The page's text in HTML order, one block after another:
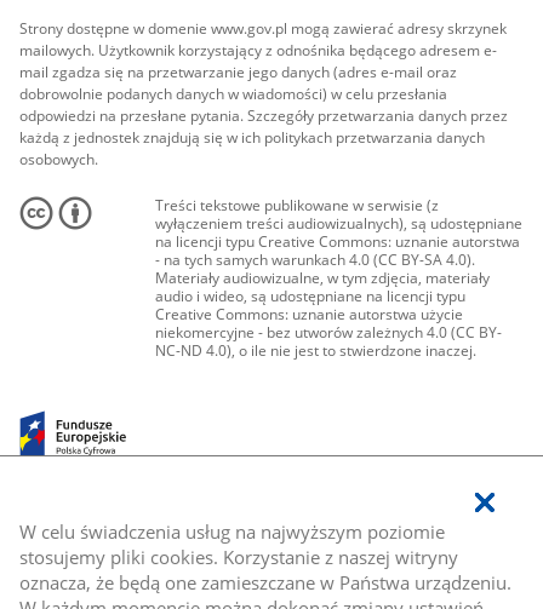
W celu świadczenia usług na najwyższym poziomie
stosujemy pliki cookies. Korzystanie z naszej witryny
oznacza, że będą one zamieszczane w Państwa urządzeniu.
Strony dostępne w domenie www.gov.pl mogą zawierać adresy skrzynek
mailowych. Użytkownik korzystający z odnośnika będącego adresem e-
mail zgadza się na przetwarzanie jego danych (adres e-mail oraz
dobrowolnie podanych danych w wiadomości) w celu przesłania
odpowiedzi na przesłane pytania. Szczegóły przetwarzania danych przez
każdą z jednostek znajdują się w ich politykach przetwarzania danych
osobowych.
Treści tekstowe publikowane w serwisie (z
wyłączeniem treści audiowizualnych), są udostępniane
na licencji typu Creative Commons: uznanie autorstwa
- na tych samych warunkach 4.0 (CC BY-SA 4.0).
Materiały audiowizualne, w tym zdjęcia, materiały
audio i wideo, są udostępniane na licencji typu
Creative Commons: uznanie autorstwa użycie
niekomercyjne - bez utworów zależnych 4.0 (CC BY-
NC-ND 4.0), o ile nie jest to stwierdzone inaczej.